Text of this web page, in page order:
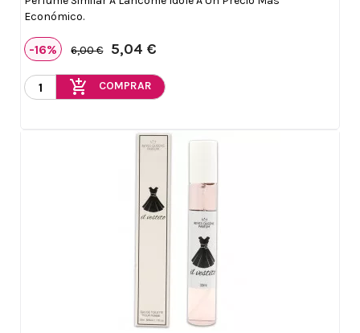
Económico.
-16% 6,00 € 5,04 €
add_shopping_cart COMPRAR